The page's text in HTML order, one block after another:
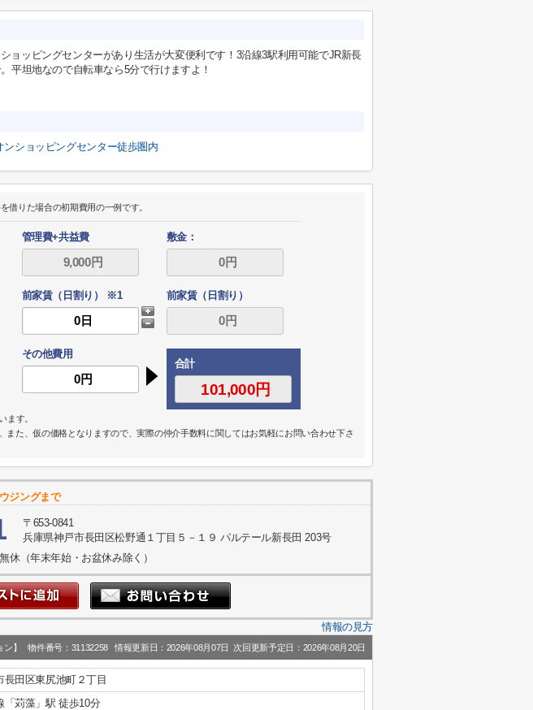
ョッピングセンターがあり生活が大変便利です！3沿線3駅利用可能でJR新長
平坦地なので自転車なら5分で行けますよ！
ンショッピングセンター徒歩圏内
借りた場合の初期費用の一例です。
管理費+共益費 敷金：
前家賃（日割り） ※1 前家賃（日割り）
その他費用
合計
ます。
また、仮の価格となりますので、実際の仲介手数料に関してはお気軽にお問い合わせ下さ
ジングまで
〒653-0841
兵庫県神戸市長田区松野通１丁目５－１９ パルテール新長田 203号
休（年末年始・お盆休み除く）
情報の見方
ン】 物件番号：31132258 情報更新日：2026年08月07日 次回更新予定日：2026年08月20日
長田区東尻池町２丁目
「苅藻」駅 徒歩10分